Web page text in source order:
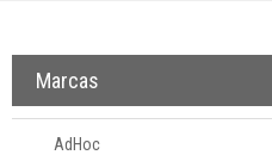
Marcas
AdHoc